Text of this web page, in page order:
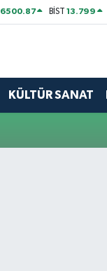
6500.87 BİST13.799
KÜLTÜR SANAT